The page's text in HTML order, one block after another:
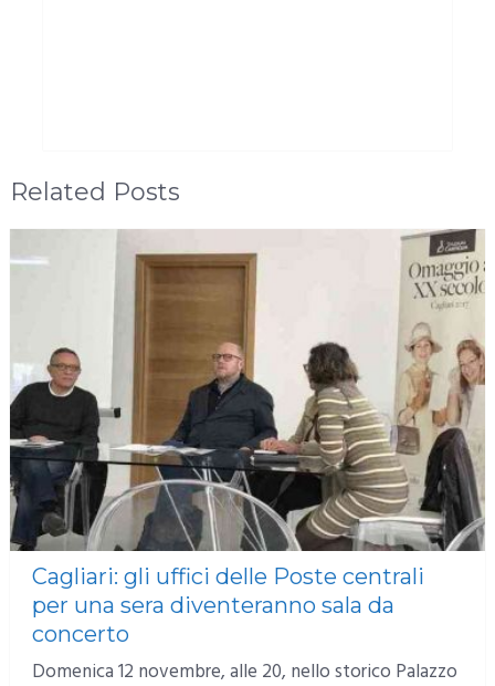
Related Posts
Cagliari: gli uffici delle Poste centrali
per una sera diventeranno sala da
concerto
Domenica 12 novembre, alle 20, nello storico Palazzo